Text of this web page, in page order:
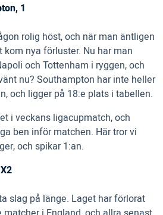
1
rolig höst, och när man äntligen
nya förluster. Nu har man
och Tottenham i ryggen, och
nu? Southampton har inte heller
och ligger på 18:e plats i tabellen.
i veckans ligacupmatch, och
ben inför matchen. Här tror vi
och spikar 1:an.
slag på länge. Laget har förlorat